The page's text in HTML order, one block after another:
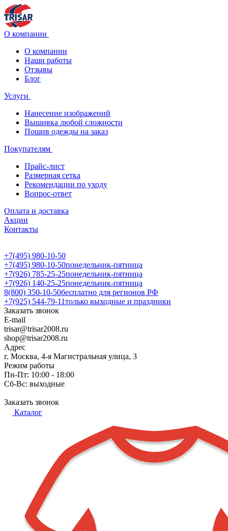
О компании
О компании
Наши работы
Отзывы
Блог
Услуги
Нанесение изображений
Вышивка любой сложности
Пошив одежды на заказ
Покупателям
Прайс-лист
Размерная сетка
Рекомендации по уходу
Вопрос-ответ
Оплата и доставка
Акции
Контакты
+7(495) 980-10-50
+7(495) 980-10-50понедельник-пятница
+7(926) 785-25-25понедельник-пятница
+7(926) 140-25-25понедельник-пятница
8(800) 350-10-50бесплатно для регионов РФ
+7(925) 544-79-11только выходные и праздники
Заказать звонок
E-mail
trisar@trisar2008.ru
shop@trisar2008.ru
Адрес
г. Москва, 4-я Магистральная улица, 3
Режим работы
Пн-Пт: 10:00 - 18:00
Сб-Вс: выходные
Заказать звонок
Каталог